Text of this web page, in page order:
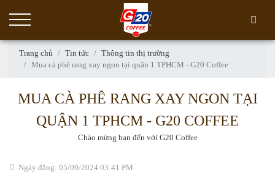
Trang chủ Tin tức
Thông tin thị trường
Mua cà phê rang xay ngon tại quận 1 TPHCM - G20 Coffee
MUA CÀ PHÊ RANG XAY NGON TẠI
QUẬN 1 TPHCM - G20 COFFEE
Chào mừng bạn đến với G20 Coffee
Ngày đăng: 05/09/2024 03:41 PM